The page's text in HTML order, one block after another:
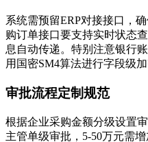
系统需预留ERP对接接口，
购订单接口要支持实时状态
息自动传递。特别注意银行
用国密SM4算法进行字段级加
审批流程定制规范
根据企业采购金额分级设置
主管单级审批，5-50万元需